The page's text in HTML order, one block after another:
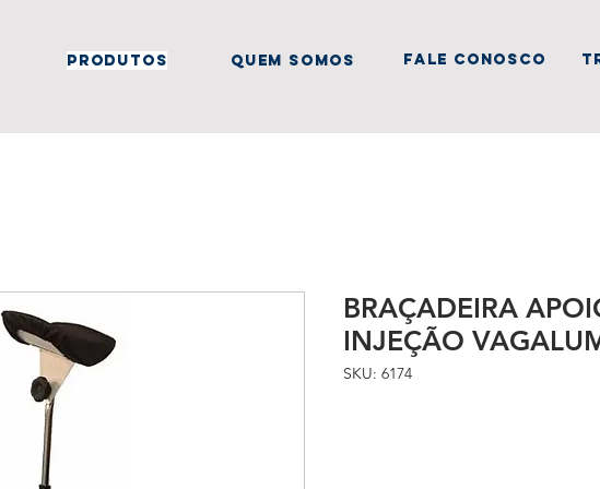
produtos quem somos fale conosco
BRAÇADEIRA
INJEÇÃO
SKU: 6174